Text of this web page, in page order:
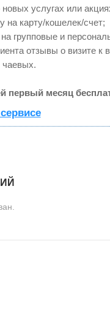
услугах или
на карту/кошелек/счет;
групповые и
отзывы о визите к
первый месяц